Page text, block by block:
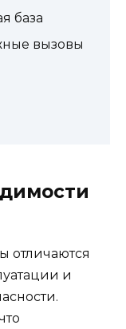
база
вызовы
отличаются
и